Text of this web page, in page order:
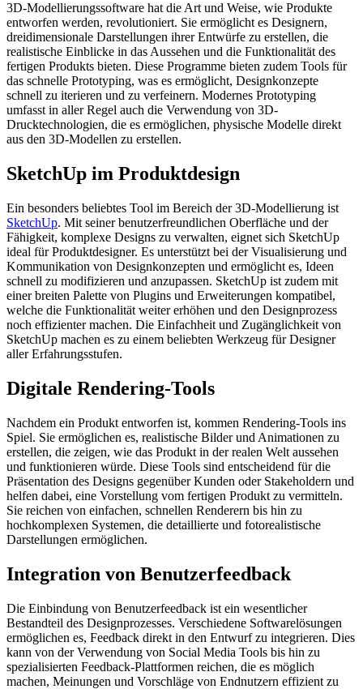
3D-Modellierungssoftware hat die Art und Weise, wie Produkte
entworfen werden, revolutioniert. Sie ermöglicht es Designern,
dreidimensionale Darstellungen ihrer Entwürfe zu erstellen, die
realistische Einblicke in das Aussehen und die Funktionalität des
fertigen Produkts bieten. Diese Programme bieten zudem Tools für
das schnelle Prototyping, was es ermöglicht, Designkonzepte
schnell zu iterieren und zu verfeinern. Modernes Prototyping
umfasst in aller Regel auch die Verwendung von 3D-
Drucktechnologien, die es ermöglichen, physische Modelle direkt
aus den 3D-Modellen zu erstellen.
SketchUp im Produktdesign
Ein besonders beliebtes Tool im Bereich der 3D-Modellierung ist
SketchUp. Mit seiner benutzerfreundlichen Oberfläche und der
Fähigkeit, komplexe Designs zu verwalten, eignet sich SketchUp
ideal für Produktdesigner. Es unterstützt bei der Visualisierung und
Kommunikation von Designkonzepten und ermöglicht es, Ideen
schnell zu modifizieren und anzupassen. SketchUp ist zudem mit
einer breiten Palette von Plugins und Erweiterungen kompatibel,
welche die Funktionalität weiter erhöhen und den Designprozess
noch effizienter machen. Die Einfachheit und Zugänglichkeit von
SketchUp machen es zu einem beliebten Werkzeug für Designer
aller Erfahrungsstufen.
Digitale Rendering-Tools
Nachdem ein Produkt entworfen ist, kommen Rendering-Tools ins
Spiel. Sie ermöglichen es, realistische Bilder und Animationen zu
erstellen, die zeigen, wie das Produkt in der realen Welt aussehen
und funktionieren würde. Diese Tools sind entscheidend für die
Präsentation des Designs gegenüber Kunden oder Stakeholdern und
helfen dabei, eine Vorstellung vom fertigen Produkt zu vermitteln.
Sie reichen von einfachen, schnellen Renderern bis hin zu
hochkomplexen Systemen, die detaillierte und fotorealistische
Darstellungen ermöglichen.
Integration von Benutzerfeedback
Die Einbindung von Benutzerfeedback ist ein wesentlicher
Bestandteil des Designprozesses. Verschiedene Softwarelösungen
ermöglichen es, Feedback direkt in den Entwurf zu integrieren. Dies
kann von der Verwendung von Social Media Tools bis hin zu
spezialisierten Feedback-Plattformen reichen, die es möglich
machen, Meinungen und Vorschläge von Endnutzern effizient zu